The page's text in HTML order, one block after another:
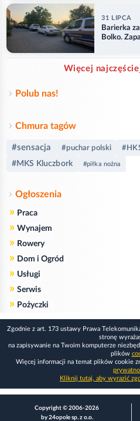
31 LIPCA
Barierka
Bolko.
Więcej
Polub nas!
Chmura tagów
#sensacja #puchar polski
#MKS Kluczbork #piłka nożna
Ogłoszenia
» Praca
» Wynajem
» Rowery
» Dom i Ogród
» Usługi
» Serwis
» Pożyczki
Zgodnie z art. 173 ustawy Prawa
stronę
na zapisywanie na Twoim komputerze
plików
Więcej informacji na temat plików cookie
Kliknij tutaj, aby wyrazić
Copyright © 2006-2026
by 24opole sp. z o.o.